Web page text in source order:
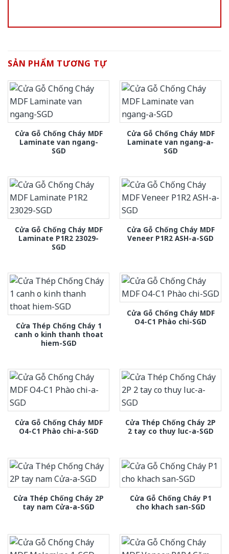
SẢN PHẨM TƯƠNG TỰ
Cửa Gỗ Chống Cháy MDF
Laminate van ngang-
SGD
Cửa Gỗ Chống Cháy MDF
Laminate van ngang-a-
SGD
Cửa Gỗ Chống Cháy MDF
Laminate P1R2 23029-
SGD
Cửa Gỗ Chống Cháy MDF
Veneer P1R2 ASH-a-SGD
Cửa Thép Chống Cháy 1
canh o kinh thanh thoat
hiem-SGD
Cửa Gỗ Chống Cháy MDF
O4-C1 Phào chi-SGD
Cửa Gỗ Chống Cháy MDF
O4-C1 Phào chi-a-SGD
Cửa Thép Chống Cháy 2P
2 tay co thuy luc-a-SGD
Cửa Thép Chống Cháy 2P
tay nam Cửa-a-SGD
Cửa Gỗ Chống Cháy P1
cho khach san-SGD